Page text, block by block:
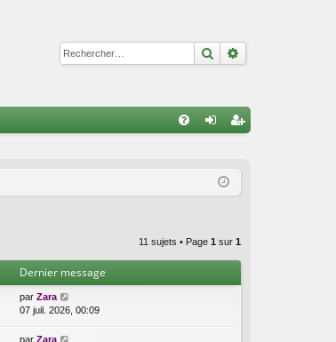
Rechercher
cri
11 sujets • Page 1 sur 1
Dernier message
par Zara
07 juil. 2026, 00:09
par Zara